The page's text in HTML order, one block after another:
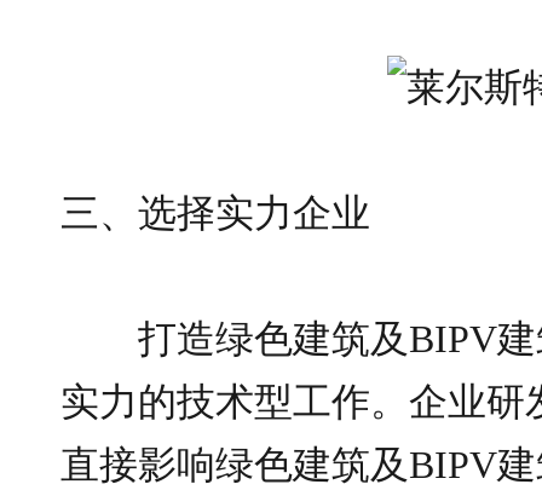
三、选择实力企业
打造绿色建筑及BIPV
实力的技术型工作。企业
直接影响绿色建筑及BIPV